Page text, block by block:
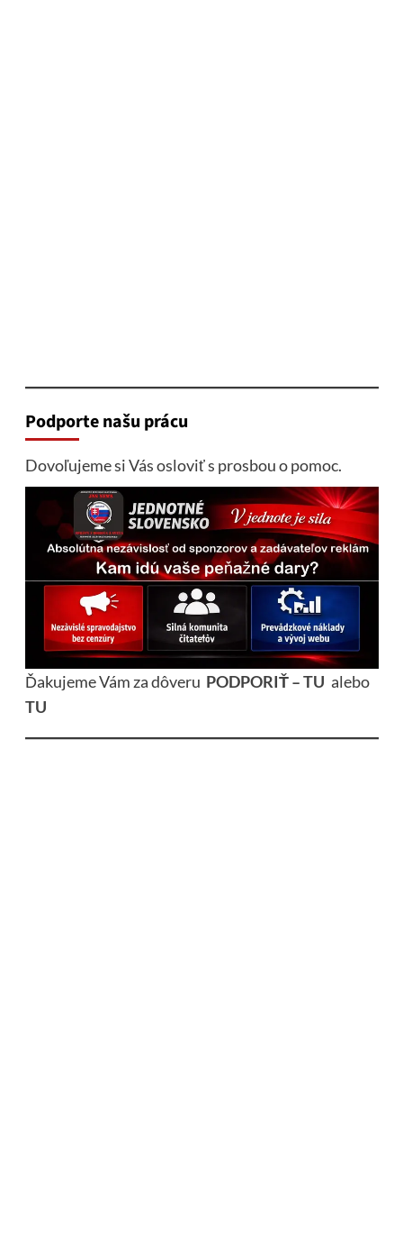
Podporte našu prácu
Dovoľujeme si Vás osloviť s prosbou o pomoc.
Ďakujeme Vám za dôveru PODPORIŤ – TU alebo
TU